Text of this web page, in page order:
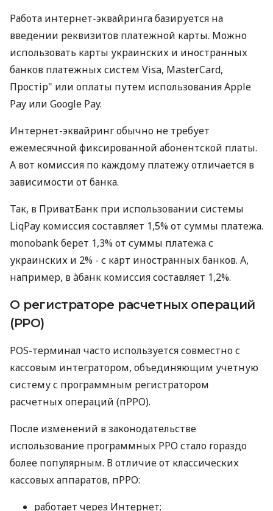
Работа интернет-эквайринга базируется на
введении реквизитов платежной карты. Можно
использовать карты украинских и иностранных
банков платежных систем Visa, MasterCard,
Простір" или оплаты путем использования Apple
Pay или Google Pay.
Интернет-эквайринг обычно не требует
ежемесячной фиксированной абонентской платы.
А вот комиссия по каждому платежу отличается в
зависимости от банка.
Так, в ПриватБанк при использовании системы
LiqPay комиссия составляет 1,5% от суммы платежа.
monobank берет 1,3% от суммы платежа с
украинских и 2% - с карт иностранных банков. А,
например, в àбанк комиссия составляет 1,2%.
О регистраторе расчетных операций
(РРО)
POS-терминал часто используется совместно с
кассовым интегратором, объединяющим учетную
систему с программным регистратором
расчетных операций (пРРО).
После изменений в законодательстве
использование программных РРО стало гораздо
более популярным. В отличие от классических
кассовых аппаратов, пРРО:
работает через Интернет;